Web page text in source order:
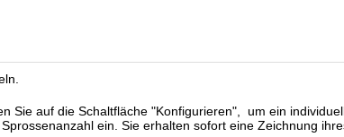
Sie auf die Schaltfläche "Konfigurieren", um ein
ein. Sie erhalten sofort eine Zeichnung